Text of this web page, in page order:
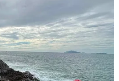
18 tại địa điểm không xác
TTXVN)
ngày 15/4 ra tuyên bố
đạn đạo xuyên lục địa
13/4.